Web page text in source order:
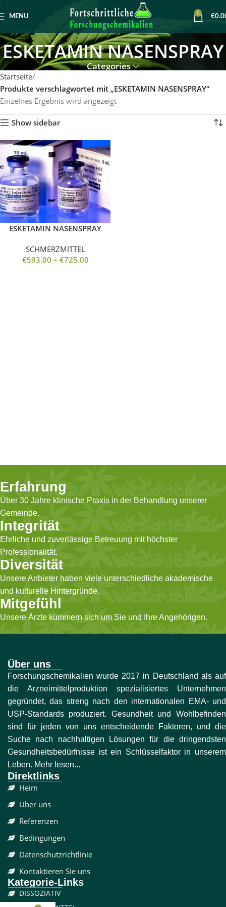
MENU
0
€
ESKETAMIN NASENSPRAY
Categories
Startseite
Produkte verschlagwortet mit „ESKETAMIN NASENSPRAY“
Einzelnes Ergebnis wird angezeigt
Show sidebar
ESKETAMIN NASENSPRAY
SCHMERZMITTEL
€593.00 – €725.00
Erfahrung
Über 30 Jahre klinische Praxis in der Behandlung unserer
Gemeinde.
Integrität
Ehrliche und zuverlässige Betreuung mit höchster
Professionalität.
Diversität
Unsere Anbieter haben viele unterschiedliche akademische
und kulturelle Hintergründe.
Mitgefühl
Unsere Ärzte kümmern sich um Sie und Ihre Angehörigen.
Über uns
Forschungschemikalien wurde 2017 in Deutschland als auf
die Arzneimittelproduktion spezialisiertes Unternehmen
gegründet, das streng nach den internationalen EMA- und
USP-Standards produziert. Gesundheit und Wohlbefinden
sind für jeden von uns entscheidende Faktoren, und die
Suche nach nachhaltigen Lösungen für die dringendsten
Gesundheitsbedürfnisse ist ein Schlüsselfaktor in unserem
Leben. Mehr lesen...
Direktlinks
Heim
Über uns
Referenzen
Bedingungen
Datenschutzrichtlinie
Kontaktieren Sie uns
Kategorie-Links
DISSOZIATIV